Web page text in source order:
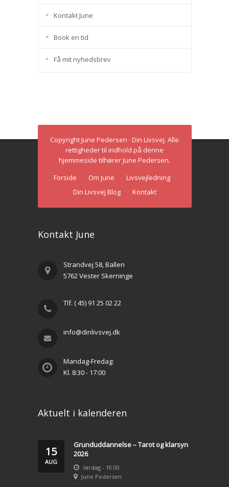
Kontakt June
Book en tid
Få mit nyhedsbrev
Copyright June Pedersen · Din Livsvej. Alle
rettigheder til indhold på denne
hjemmeside tilhører June Pedersen.
Forside
Om June
Livsvejledning
Din Livsvej Blog
Kontakt
Kontakt June
Strandvej 58, Ballen
5762 Vester Skerninge
Tlf. ( 45) 91 25 02 22
info@dinlivsvej.dk
Mandag-Fredag:
Kl. 8:30 - 17:00
Aktuelt i kalenderen
15
AUG
Grunduddannelse – Tarot og klarsyn
2026
lørdag - 10:00
June Pedersen